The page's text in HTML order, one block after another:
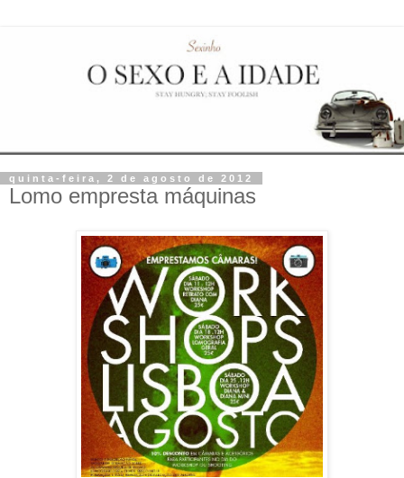
quinta-feira, 2 de agosto de 2012
Lomo empresta máquinas